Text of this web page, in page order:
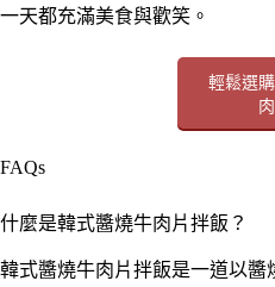
一天都充滿美食與歡笑。
輕鬆選
肉
FAQs
什麼是韓式醬燒牛肉片拌飯？
韓式醬燒牛肉片拌飯是一道以